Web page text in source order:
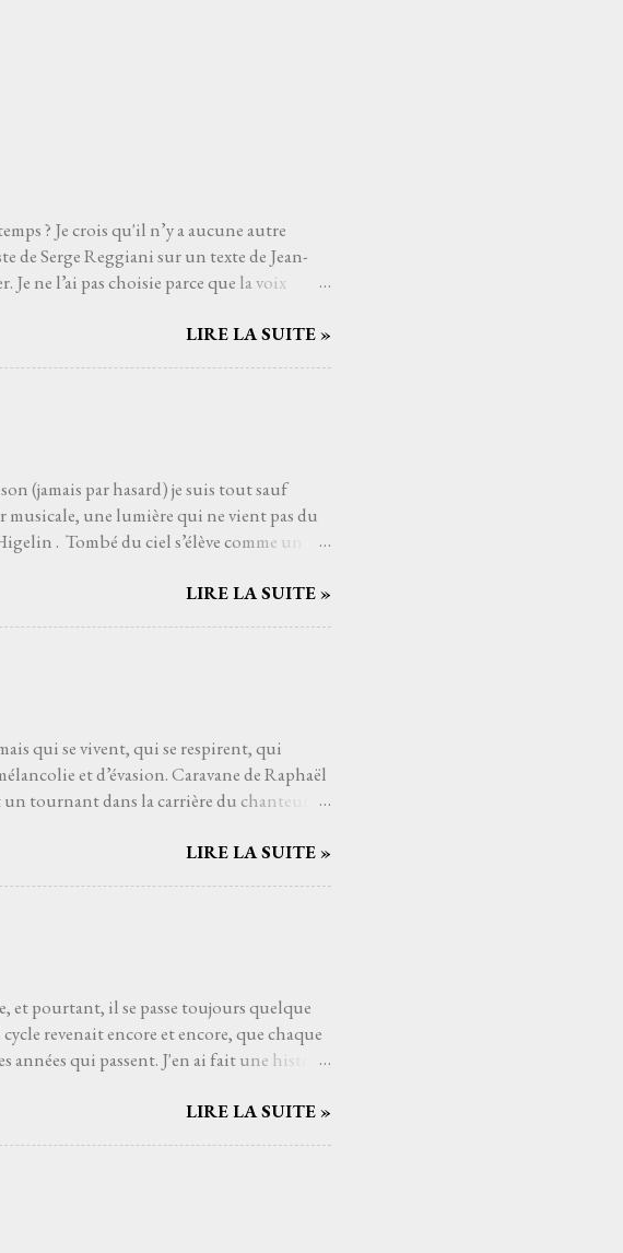
? Je crois qu'il n’y a aucune autre
de Serge Reggiani sur un texte de Jean-
ne l’ai pas choisie parce que la voix
que choisir Serge Reggiani, c’est
personnellement. C'est une de ces
LIRE LA SUITE »
(jamais par hasard) je suis tout sauf
une lumière qui ne vient pas du
. Tombé du ciel s’élève comme un
les yeux, laissant la mélodie se mêler à
La gravité s’éloigne, comme si Higelin me
LIRE LA SUITE »
qui se vivent, qui se respirent, qui
et d’évasion. Caravane de Raphaël
un tournant dans la carrière du chanteur : il
Dès les premières notes de Caravane ,
et l’errance s’entrelacent comme les
LIRE LA SUITE »
et pourtant, il se passe toujours quelque
revenait encore et encore, que chaque
années qui passent. J'en ai fait une histoire
pour pouvoir y trouver sa place dans
quand ça va bien, j'ai besoin de passer du
LIRE LA SUITE »